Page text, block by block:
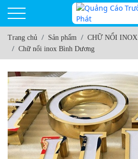
Trang chủ Sản phẩm
CHỮ NỔI INOX
Chữ nổi inox Bình Dương